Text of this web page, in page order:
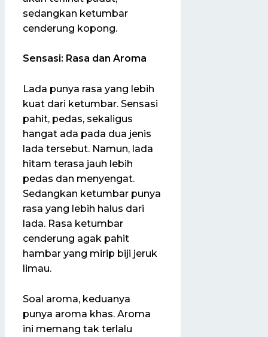
sedangkan ketumbar
cenderung kopong.
Sensasi: Rasa dan Aroma
Lada punya rasa yang lebih
kuat dari ketumbar. Sensasi
pahit, pedas, sekaligus
hangat ada pada dua jenis
lada tersebut. Namun, lada
hitam terasa jauh lebih
pedas dan menyengat.
Sedangkan ketumbar punya
rasa yang lebih halus dari
lada. Rasa ketumbar
cenderung agak pahit
hambar yang mirip biji jeruk
limau.
Soal aroma, keduanya
punya aroma khas. Aroma
ini memang tak terlalu